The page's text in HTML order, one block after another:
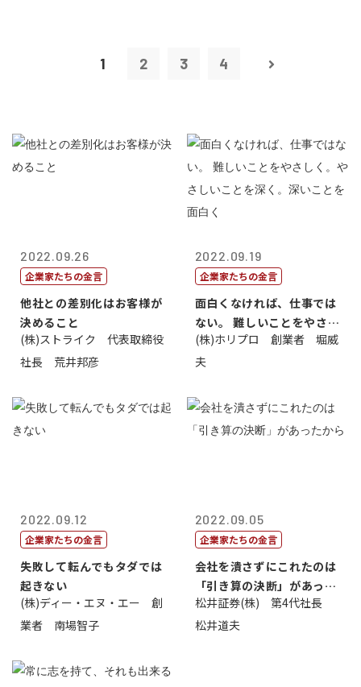
1 2 3 4
2022.09.26
企業家たちの金言
他社との差別化はお客様が
決めること
(株)ストライク 代表取締役
社長 荒井邦彦
2022.09.19
企業家たちの金言
面白くなければ、仕事では
ない。 難しいことをやさし
く。やさし...
(株)ホリプロ 創業者 堀威
夫
2022.09.12
企業家たちの金言
失敗して転んでもタダでは
起きない
(株)ディー・エヌ・エー 創
業者 南場智子
2022.09.05
企業家たちの金言
会社を潰さずにこれたのは
「引き算の決断」があった
から
松井証券(株) 第4代社長
松井道夫